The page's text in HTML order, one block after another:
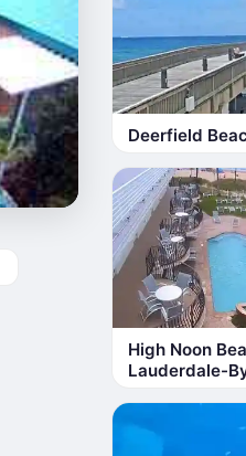
Deerfield
High Noon
Lauderdale-